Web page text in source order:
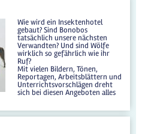
Wie wird ein Insektenhotel
gebaut? Sind Bonobos
tatsächlich unsere nächsten
Verwandten? Und sind Wölfe
wirklich so gefährlich wie ihr
Ruf?
Mit vielen Bildern, Tönen,
Reportagen, Arbeitsblättern und
Unterrichtsvorschlägen dreht
sich bei diesen Angeboten alles